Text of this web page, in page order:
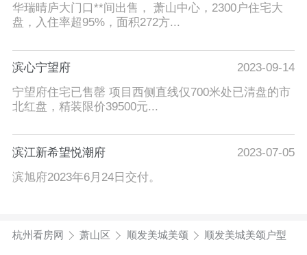
华瑞晴庐大门口**间出售， 萧山中心，2300户住宅大
盘，入住率超95%，面积272方...
滨心宁望府
2023-09-14
宁望府住宅已售罄 项目西侧直线仅700米处已清盘的市
北红盘，精装限价39500元...
滨江新希望悦潮府
2023-07-05
滨旭府2023年6月24日交付。
杭州看房网 萧山区 顺发美城美颂 顺发美城美颂户型